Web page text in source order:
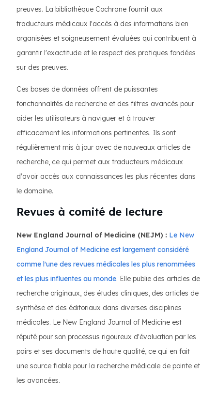
preuves. La bibliothèque Cochrane fournit aux
traducteurs médicaux l'accès à des informations bien
organisées et soigneusement évaluées qui contribuent à
garantir l'exactitude et le respect des pratiques fondées
sur des preuves.
Ces bases de données offrent de puissantes
fonctionnalités de recherche et des filtres avancés pour
aider les utilisateurs à naviguer et à trouver
efficacement les informations pertinentes. Ils sont
régulièrement mis à jour avec de nouveaux articles de
recherche, ce qui permet aux traducteurs médicaux
d'avoir accès aux connaissances les plus récentes dans
le domaine.
Revues à comité de lecture
New England Journal of Medicine (NEJM) : Le New
England Journal of Medicine est largement considéré
comme l'une des revues médicales les plus renommées
et les plus influentes au monde. Elle publie des articles de
recherche originaux, des études cliniques, des articles de
synthèse et des éditoriaux dans diverses disciplines
médicales. Le New England Journal of Medicine est
réputé pour son processus rigoureux d'évaluation par les
pairs et ses documents de haute qualité, ce qui en fait
une source fiable pour la recherche médicale de pointe et
les avancées.